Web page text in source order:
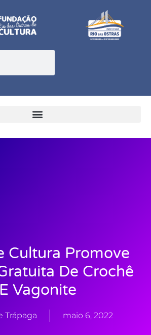
Cultura Promove
De Crochê
E Vagonite
Trápaga maio 6, 2022